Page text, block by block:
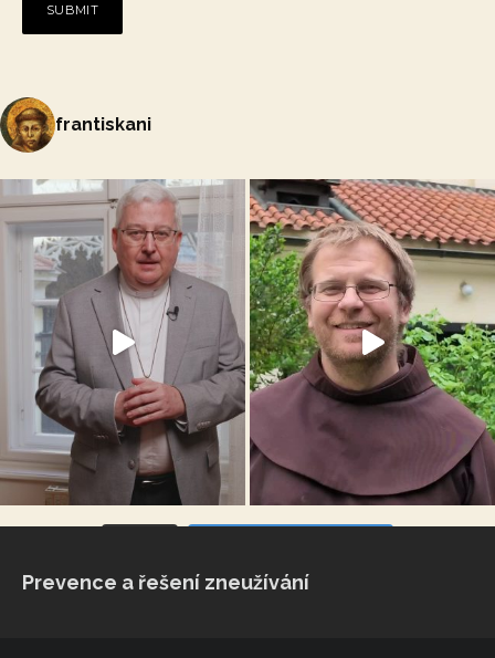
frantiskani
Prevence a řešení zneužívání